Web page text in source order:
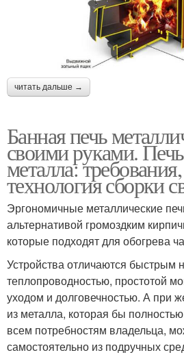
читать дальше →
Банная печь
своими руками.
металла:
технология сборки
Эргономичные металлические
альтернативой громоздким
которые подходят для обогрева
Устройства отличаются быстрым
теплопроводностью, простотой
уходом и долговечностью. А при
из металла, которая бы
всем потребностям владельца,
самостоятельно из подручных